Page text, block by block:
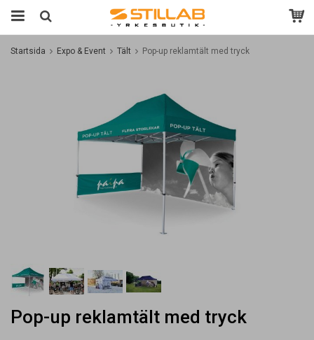
Startsida Expo & Event Tält Pop-up reklamtält med tryck
Pop-up reklamtält med tryck